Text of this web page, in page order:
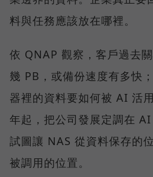
料與任務應該放在哪裡。
依 QNAP 觀察，客戶過去關
幾 PB，或備份速度有多快
器裡的資料要如何被 AI 活
年起，把公司發展定調在 AI
試圖讓 NAS 從資料保存的
被調用的位置。